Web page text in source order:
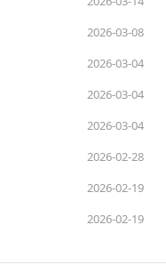
2026-03-08
2026-03-04
2026-03-04
2026-03-04
2026-02-28
2026-02-19
2026-02-19